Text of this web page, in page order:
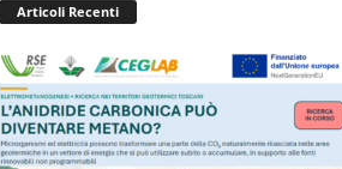
Articoli Recenti